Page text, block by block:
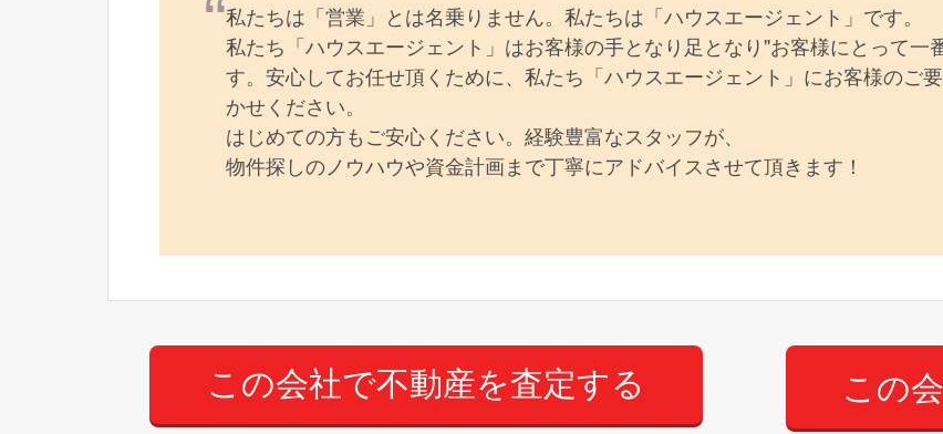
私たちは「営業」とは名乗りません。私たちは「ハウスエージェント」です。
私たち「ハウスエージェント」はお客様の手となり足となり"お客様にとって一
す。安心してお任せ頂くために、私たち「ハウスエージェント」にお客様のご
かせください。
はじめての方もご安心ください。経験豊富なスタッフが、
物件探しのノウハウや資金計画まで丁寧にアドバイスさせて頂きます！
この